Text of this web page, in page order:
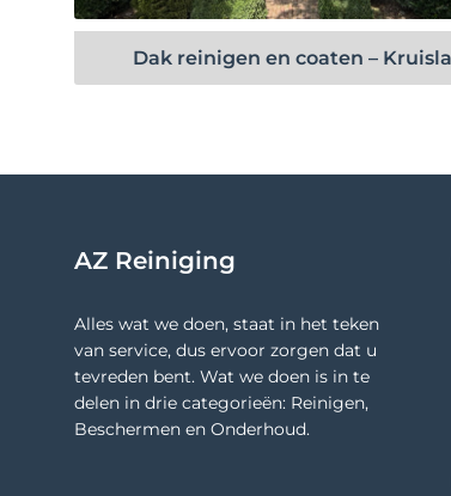
Dak reinigen en coaten –
AZ Reiniging
Alles wat we doen, staat in het teken
van service, dus ervoor zorgen dat u
tevreden bent. Wat we doen is in te
delen in drie categorieën: Reinigen,
Beschermen en Onderhoud.